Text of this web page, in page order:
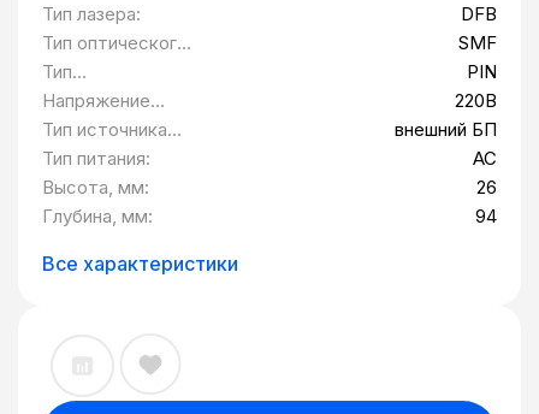
Тип лазера:
DFB
Тип оптического
волокна:
SMF
Тип
фотоприемника:
PIN
Напряжение
питания:
220В
Тип источника
питания:
внешний БП
Тип питания:
AC
Высота, мм:
26
Глубина, мм:
94
Все характеристики